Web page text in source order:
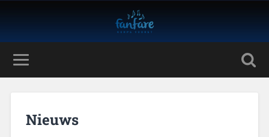
Nieuws